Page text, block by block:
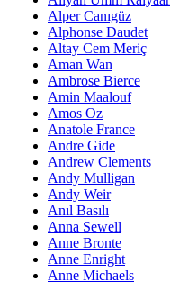
Alper Canıgüz
Alphonse Daudet
Altay Cem Meriç
Aman Wan
Ambrose Bierce
Amin Maalouf
Amos Oz
Anatole France
Andre Gide
Andrew Clements
Andy Mulligan
Andy Weir
Anıl Basılı
Anna Sewell
Anne Bronte
Anne Enright
Anne Michaels